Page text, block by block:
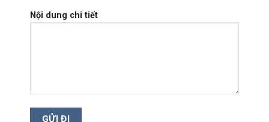
Nội dung chi tiết